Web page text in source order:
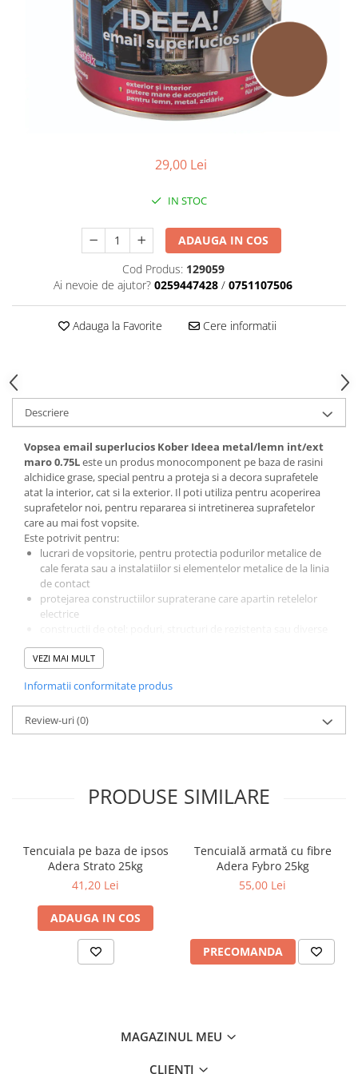
Adezivi placări
Împrejmuire
Panouri bordurate
Stâlpi și cleme
Vopsele spray
Sisteme de nivelare
Canciocuri și mistrii
Driști și gletiere
Șpacluri și mixere
Scule zugrăvit
29,00 Lei
IN STOC
ADAUGA IN COS
Cod Produs: 129059
Ai nevoie de ajutor? 0259447428 / 0751107506
Adauga la Favorite Cere informatii
Descriere
Vopsea email superlucios Kober Ideea metal/lemn int/ext
maro 0.75Leste un produs monocomponent pe baza de rasini
alchidice grase, special pentru a proteja si a decora suprafetele
atat la interior, cat si la exterior. Il poti utiliza pentru acoperirea
suprafetelor noi, pentru repararea si intretinerea suprafetelor
care au mai fost vopsite.
Este potrivit pentru:
lucrari de vopsitorie, pentru protectia podurilor metalice de
cale ferata sau a instalatiilor si elementelor metalice de la linia
de contact
protejarea constructiilor supraterane care apartin retelelor
electrice
constructii metalice
lemn
glet de ipsos
Este unprodus anticoroziv pe care il poti utiliza ca prim
strat in protectia materialelor feroase
Avantaje:
rezistenta buna la intemperii si la lovituri mecanice
VEZI MAI MULT
Informatii conformitate produs
Review-uri(0)
PRODUSE SIMILARE
Tencuiala pe baza de ipsos
Adera Strato 25kg
41,20 Lei
ADAUGA IN COS
Tencuială armată cu fibre
Adera Fybro 25kg
55,00 Lei
PRECOMANDA
MAGAZINUL MEU
CLIENTI